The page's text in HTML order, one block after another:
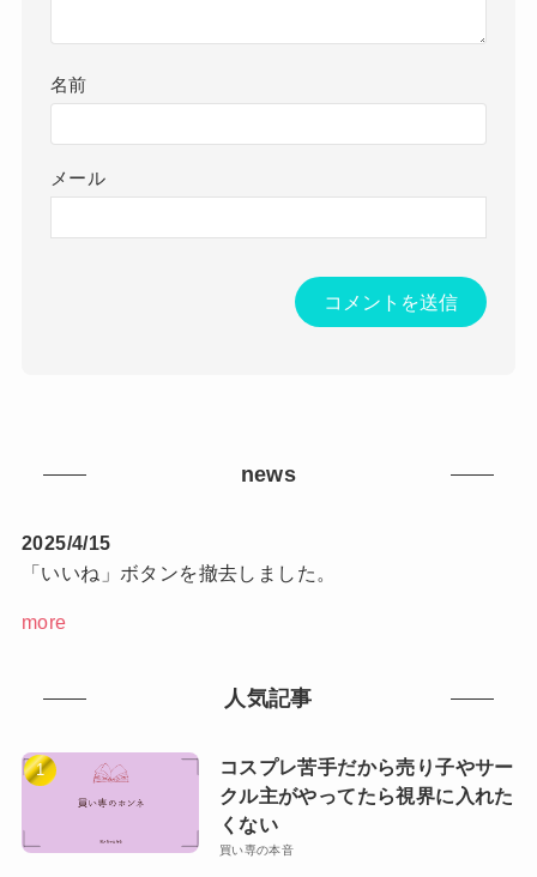
名前
メール
news
2025/4/15
「いいね」ボタンを撤去しました。
more
人気記事
コスプレ苦手だから売り子やサー
クル主がやってたら視界に入れた
くない
買い専の本音